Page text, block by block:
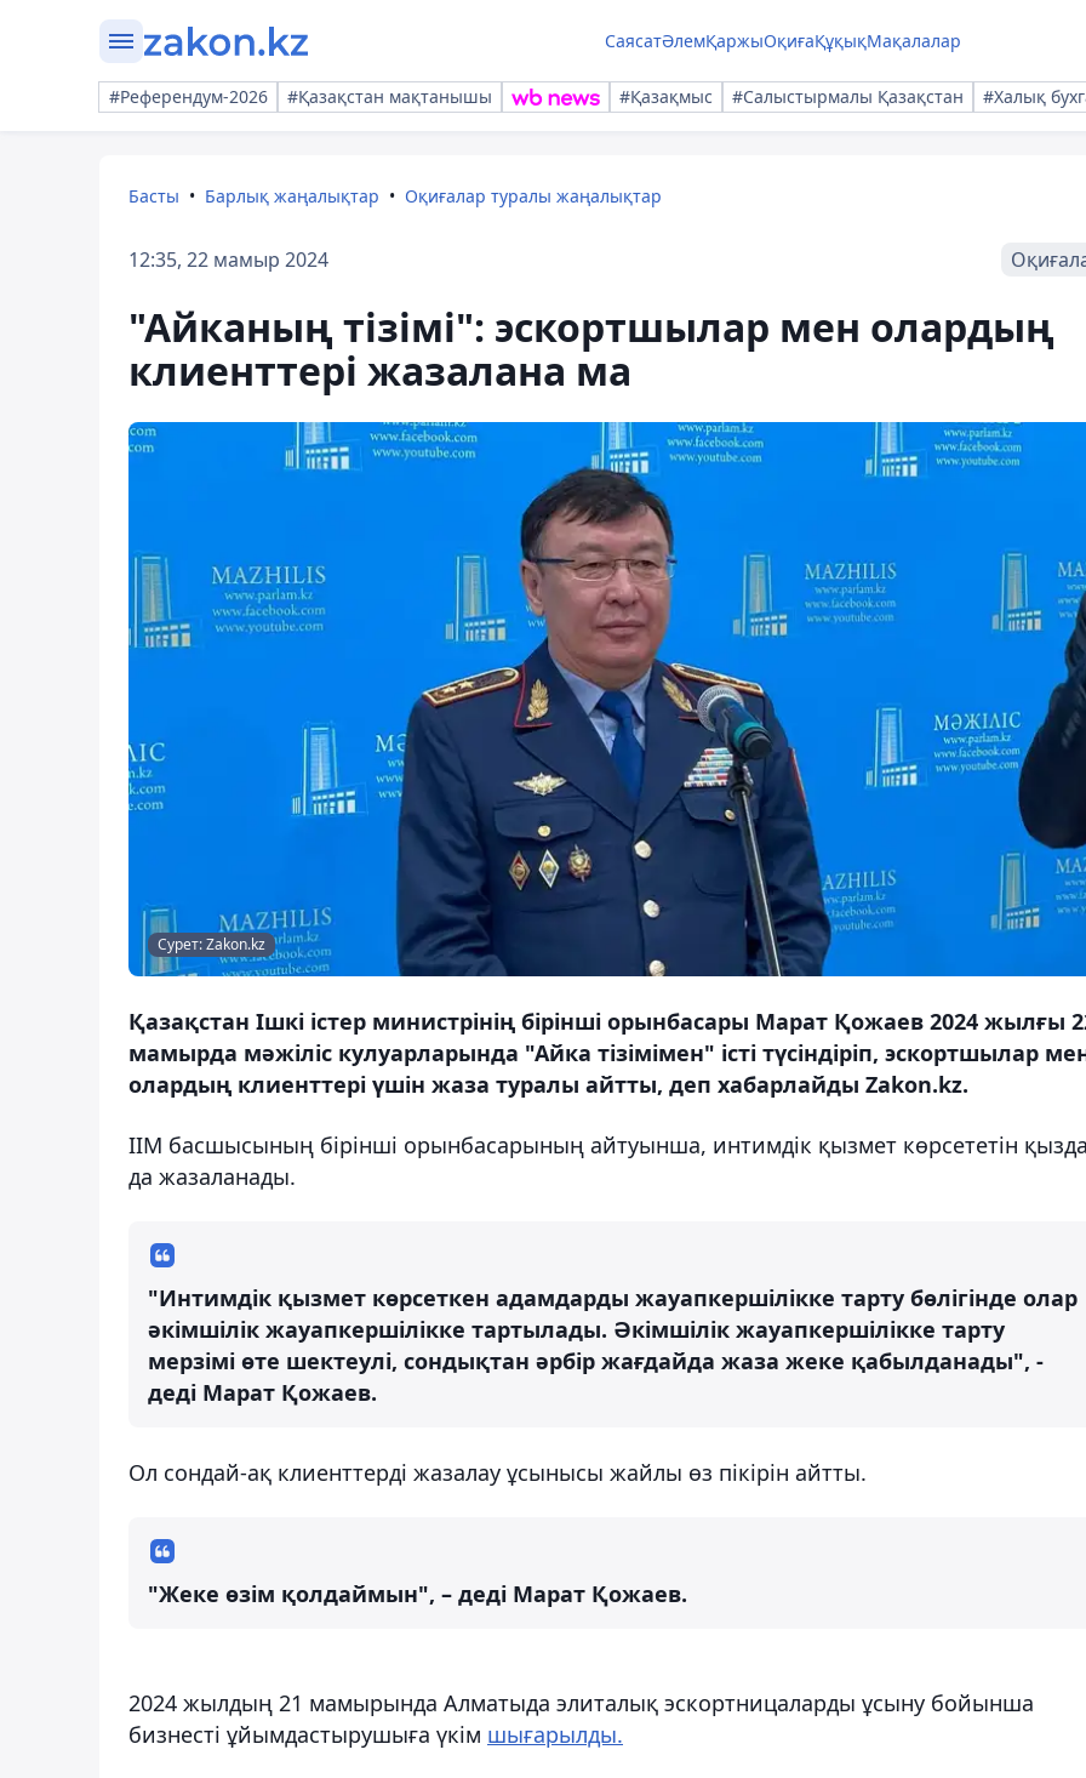
СаясатӘлемҚаржыОқиғаҚұқықМақалалар
#Референдум-2026 #Қазақстан мақтанышы #Қазақмыс #Салыстырмалы Қазақстан #Халық
Басты Барлық жаңалықтар Оқиғалар туралы жаңалықтар
12:35, 22 мамыр 2024
"Айканың тізімі": эскортшылар мен олардың
клиенттері жазалана ма
Сурет: Zakon.kz
Қазақстан Ішкі істер министрінің бірінші орынбасары Марат Қожаев 2024 жылғы
мамырда мәжіліс кулуарларында "Айка тізімімен" істі түсіндіріп, эскортшылар
олардың клиенттері үшін жаза туралы айтты, деп хабарлайды Zakon.kz.
ІІМ басшысының бірінші орынбасарының айтуынша, интимдік қызмет көрсететін
да жазаланады.
"Интимдік қызмет көрсеткен адамдарды жауапкершілікке тарту бөлігінде олар
әкімшілік жауапкершілікке тартылады. Әкімшілік жауапкершілікке тарту
мерзімі өте шектеулі, сондықтан әрбір жағдайда жаза жеке қабылданады", -
деді Марат Қожаев.
Ол сондай-ақ клиенттерді жазалау ұсынысы жайлы өз пікірін айтты.
"Жеке өзім қолдаймын", – деді Марат Қожаев.
2024 жылдың 21 мамырында Алматыда элиталық эскортницаларды ұсыну бойынша
бизнесті ұйымдастырушыға үкім шығарылды.